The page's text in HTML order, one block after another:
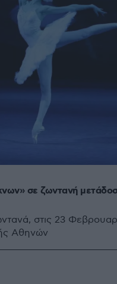
σε ζωντανή
στις 23
Αθηνών